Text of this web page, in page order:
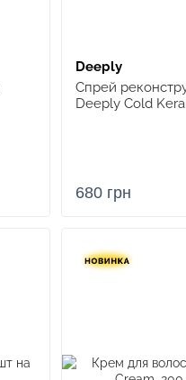
Deeply
Спрей
Deeply Cold
680 грн